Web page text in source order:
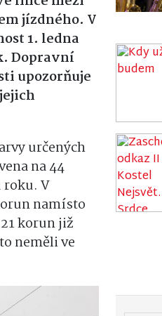
jízdného. V
1. ledna
Dopravní
upozorňuje
určených
na 44
roku. V
namísto
korun již
neměli ve